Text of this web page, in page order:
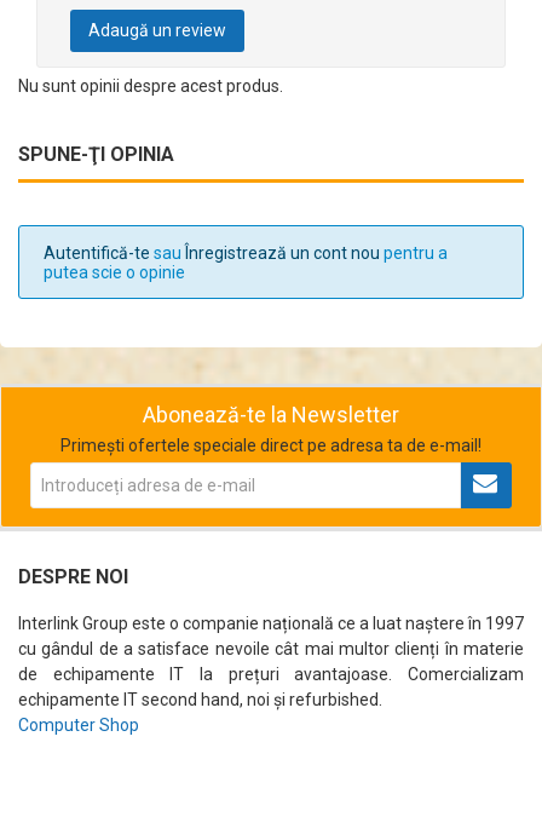
Adaugă un review
Nu sunt opinii despre acest produs.
SPUNE-ŢI OPINIA
Autentifică-te sauÎnregistrează un cont nou pentru a
putea scie o opinie
Abonează-te la Newsletter
Primești ofertele speciale direct pe adresa ta de e-mail!
DESPRE NOI
Interlink Group este o companie națională ce a luat naștere în 1997
cu gândul de a satisface nevoile cât mai multor clienți în materie
de echipamente IT la prețuri avantajoase. Comercializam
echipamente IT second hand, noi și refurbished.
Computer Shop